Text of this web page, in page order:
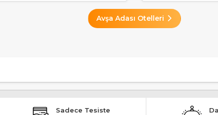
Avşa Adası Otelleri
Sadece Tesiste